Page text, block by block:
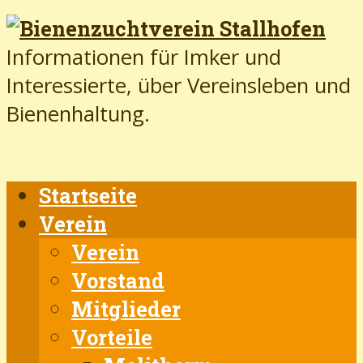
Informationen für Imker und
Interessierte, über Vereinsleben und
Bienenhaltung.
Startseite
Verein
Verein
Vorstand
Mitglieder
Vorteile